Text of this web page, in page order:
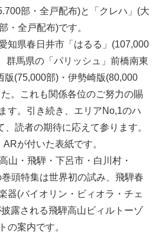
部・全戸配布)と「クレハ」(大
・全戸配布)です。
知県春日井市「はるる」(107,000
群馬県の「パリッシュ」前橋南東
版(75,000部)・伊勢崎版(80,000
。これも関係各位のご努力の賜
す。引き続き、エリアNo,1のハ
読者の期待に応えて参ります。
が付いた表紙です。
山・飛騨・下呂市・白川村・
頭特集は世界初の試み、飛騨春
器(バイオリン・ビィオラ・チェ
露される飛騨高山ビィルトーゾ
の案内です。